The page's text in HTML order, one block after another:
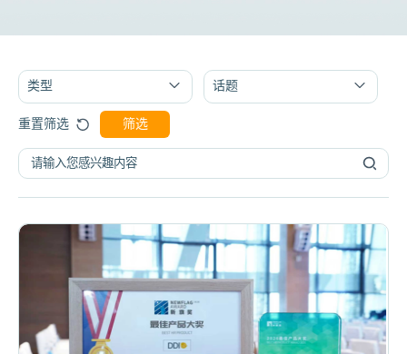
类型 话题
重置筛选 筛选